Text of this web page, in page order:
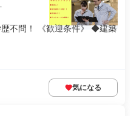
不問！ 《歓迎条件》 ◆建築
気になる